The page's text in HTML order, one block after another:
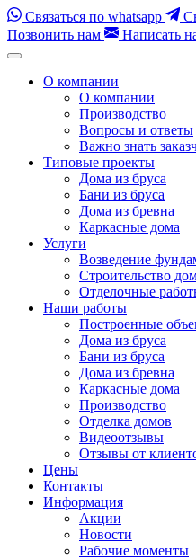
Связаться по whatsapp
Позвонить нам
Написать
Перейти
содержимому
(нажмите
О компании
О компании
Производство
Вопросы и ответы
Важно знать
Типовые проекты
Дома из бруса
Бани из бруса
Дома из бревна
Каркасные дома
Услуги
Возведение
Строительство
Отделочные
Наши работы
Построенные
Дома из бруса
Бани из бруса
Дома из бревна
Каркасные дома
Производство
Отделка домов
Видеоотзывы
Отзывы от
Цены
Контакты
Информация
Акции
Новости
Рабочие моменты